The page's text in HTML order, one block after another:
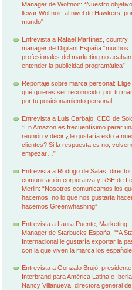
Manager de Wolfnoir: “Nuestro
llevar Wolfnoir, al nivel de Hawkers,
mundo"
Entrevista a Rafael Martínez, country
manager de Digilant España “muchos
profesionales del marketing no
entender la publicidad programática”
Reportaje sobre marca personal: Elige
qué quieres ser reconocido: por tu
por tu posicionamiento personal
Entrevista a Luis Carbajo, CEO de
“En Amazon es frecuentísimo parar
reunión y decir ¿le gustaría esto a
clientes? Si la respuesta es no,
empezar…”
Entrevista a Rodrigo de Salas,
comunicación corporativa y RSE de
Merlin: “Nosotros comunicamos los
hacemos, no lo que nos gustaría
hacemos Greenwhashing”
Entrevista a Laura Puente, Marketing
Manager de Starbucks España. "“A
Internacional le gustaría exportar la
con la que viven la marca los
Entrevista a Gonzalo Brujó,
Interbrand para América Latina e
Nancy Villanueva, directora general de